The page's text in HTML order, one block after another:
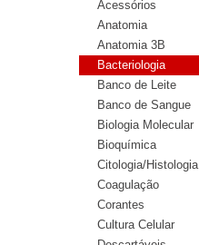
Acessórios
Anatomia
Anatomia 3B
Bacteriologia
Banco de Leite
Banco de Sangue
Biologia Molecular
Bioquímica
Citologia/Histologia
Coagulação
Corantes
Cultura Celular